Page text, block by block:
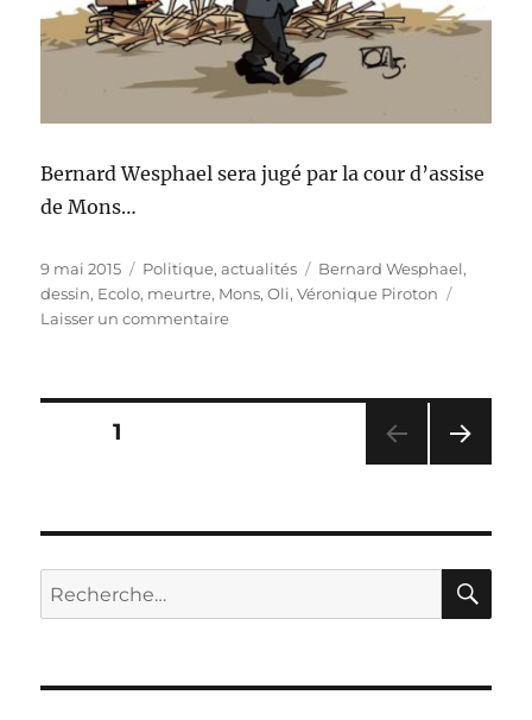
Bernard Wesphael sera jugé par la cour d’assise
de Mons…
Publié
le
9 mai 2015 Catégories
Politique, actualités Étiquettes
Bernard Wesphael,
dessin, Ecolo, meurtre, Mons,Oli,Véronique Piroton
Laisser un commentairesur
Pagination
publications
PAGE1
ANT
E
Recherche
pour :